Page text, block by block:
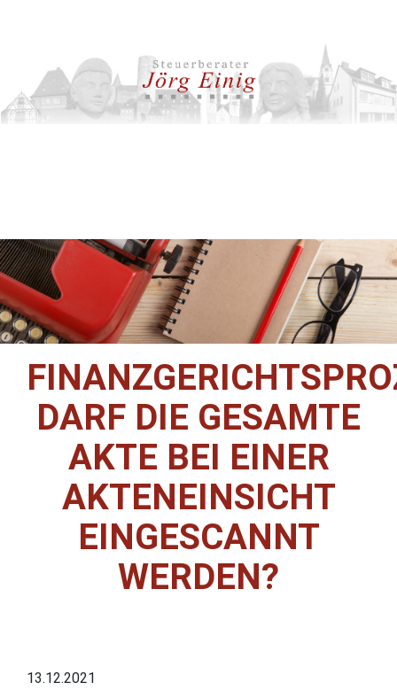
DARF DIE GESAMTE
AKTE BEI EINER
AKTENEINSICHT
EINGESCANNT
WERDEN?
13.12.2021